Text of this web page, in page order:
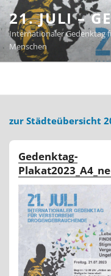
Zum
Inhalt
springen
21. JULI –
Internationaler Gedenktag
Menschen
zur Städteübersicht
Gedenktag-